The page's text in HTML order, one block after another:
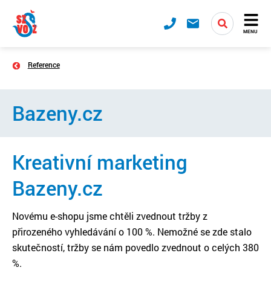
MENU
Reference
Bazeny.cz
Kreativní marketing
Bazeny.cz
Novému e-shopu jsme chtěli zvednout tržby z
přirozeného vyhledávání o 100 %. Nemožné se zde stalo
skutečností, tržby se nám povedlo zvednout o celých 380
%.